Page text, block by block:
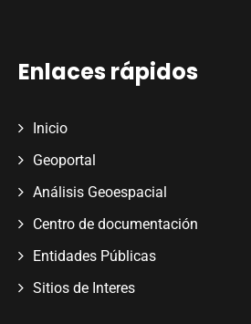
Enlaces rápidos
Inicio
Geoportal
Análisis Geoespacial
Centro de documentación
Entidades Públicas
Sitios de Interes